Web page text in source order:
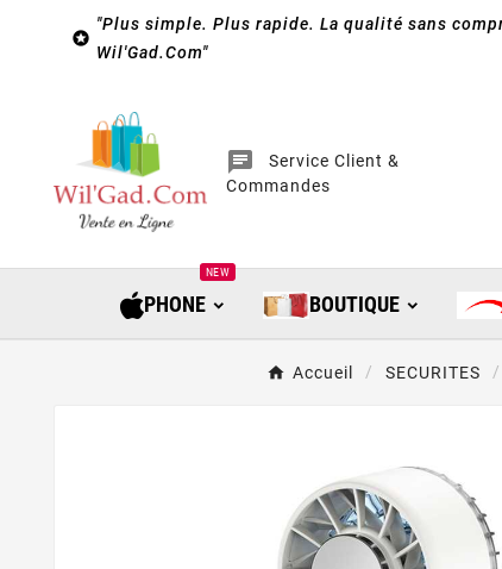

"Plus simple. Plus rapide. La qualité sans
Wil'Gad.Com"
chat
Service Client &
Commandes
PHONE
NEW
BOUTIQUE
Accueil SECURITES